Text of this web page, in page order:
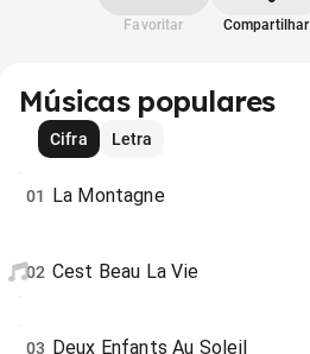
Favoritar Compartilhar
Músicas populares
Cifra
Letra
01 La Montagne
02 Cest Beau La Vie
03 Deux Enfants Au Soleil